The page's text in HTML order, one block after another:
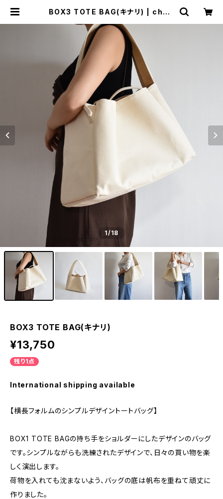
BOX3 TOTE BAG(キナリ) | cheri
ONLINE STORE
1/18
BOX3 TOTE BAG(キナリ)
¥13,750
残り1点
International shipping available
【横長フォルムのシンプルデザイントートバッグ】
BOX1 TOTE BAGの持ち手をショルダーにしたデザインのバッグ
です。シンプルながらも洗練されたデザインで、日々の買い物を楽
しく演出します。
荷物を入れても沈まないよう、バッグの底は帆布を重ねて頑丈に
作りました。